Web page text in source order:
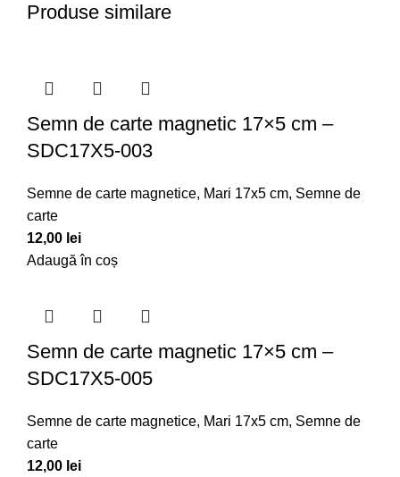
Produse similare
Semn de carte magnetic 17×5 cm –
SDC17X5-003
Semne de carte magnetice, Mari 17x5 cm, Semne de
carte
12,00 lei
Adaugă în coș
Semn de carte magnetic 17×5 cm –
SDC17X5-005
Semne de carte magnetice, Mari 17x5 cm, Semne de
carte
12,00 lei